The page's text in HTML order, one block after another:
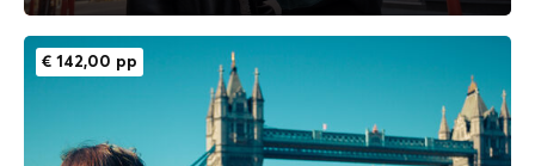
€ 142,00 pp